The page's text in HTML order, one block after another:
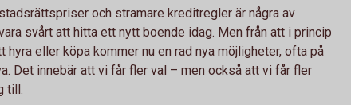
och stramare kreditregler är några av
svårt att hitta ett nytt boende idag. Men från att i princip
hyra eller köpa kommer nu en rad nya möjligheter, ofta på
Det innebär att vi får fler val – men också att vi får fler
till.